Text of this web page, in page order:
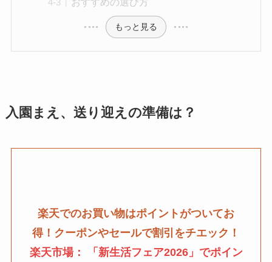
もっと見る
入園まえ、送り迎えの準備は？
楽天でのお買い物はポイントがついてお
得！クーポンやセールで割引をチエック！
楽天市場： 「新生活フェア2026」でポイン